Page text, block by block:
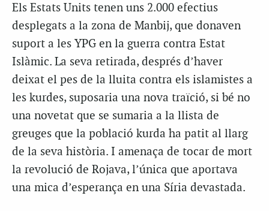
Els Estats Units tenen uns 2.000 efectius
desplegats a la zona de Manbij, que donaven
suport a les YPG en la guerra contra Estat
Islàmic. La seva retirada, després d’haver
deixat el pes de la lluita contra els islamistes a
les kurdes, suposaria una nova traïció, si bé no
una novetat que se sumaria a la llista de
greuges que la població kurda ha patit al llarg
de la seva història. I amenaça de tocar de mort
la revolució de Rojava, l’única que aportava
una mica d’esperança en una Síria devastada.